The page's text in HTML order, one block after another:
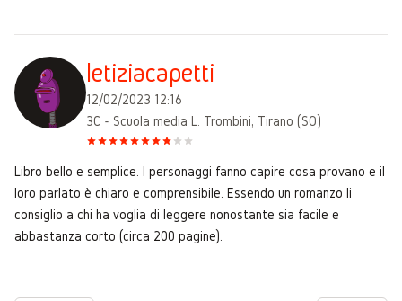
letiziacapetti
12/02/2023 12:16
3C - Scuola media L. Trombini, Tirano (SO)
Libro bello e semplice. I personaggi fanno capire cosa provano e il
loro parlato è chiaro e comprensibile. Essendo un romanzo li
consiglio a chi ha voglia di leggere nonostante sia facile e
abbastanza corto (circa 200 pagine).